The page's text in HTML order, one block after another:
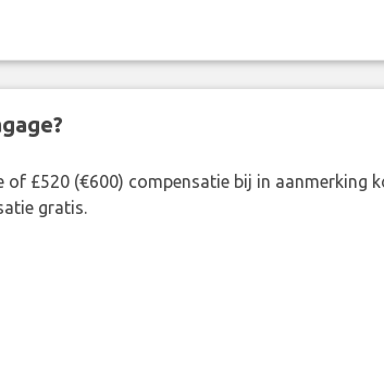
£520 (€600) compensatie bij in aanmerking
gratis.